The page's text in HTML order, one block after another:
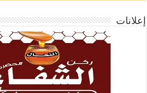
إعلانات